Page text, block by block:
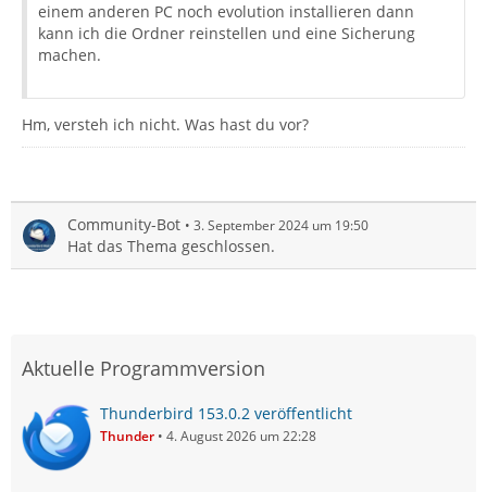
einem anderen PC noch evolution installieren dann
kann ich die Ordner reinstellen und eine Sicherung
machen.
Hm, versteh ich nicht. Was hast du vor?
Community-Bot 3. September 2024 um 19:50
Hat das Thema geschlossen.
Aktuelle Programmversion
Thunderbird 153.0.2 veröffentlicht
Thunder 4. August 2026 um 22:28